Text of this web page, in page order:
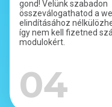
gond! Velünk szabadon
összeválogathatod a
elindításához
így nem kell fizetned
modulokért.
04